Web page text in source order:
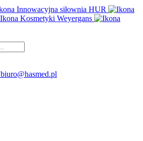
Innowacyjna siłownia HUR
Kosmetyki Weyergans
biuro@hasmed.pl